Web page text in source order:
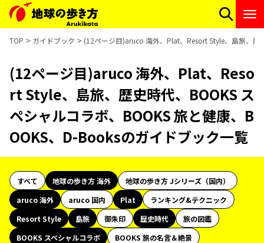
TOP ガイドブック (12ページ目)aruco 海外、Plat、Resort Style、島旅、歴
(12ページ目)aruco 海外、Plat、Reso
rt Style、島旅、歴史時代、BOOKS ス
ペシャルコラボ、BOOKS 旅と健康、B
OOKS、D-Booksのガイドブック一覧
すべて 地球の歩き方 海外
地球の歩き方 Jシリーズ（国内）
aruco 海外
aruco 国内 Plat
ランキング&テクニック
Resort Style
島旅 御朱印 歴史時代
旅の図鑑
BOOKS スペシャルコラボ
BOOKS 旅の名言＆絶景